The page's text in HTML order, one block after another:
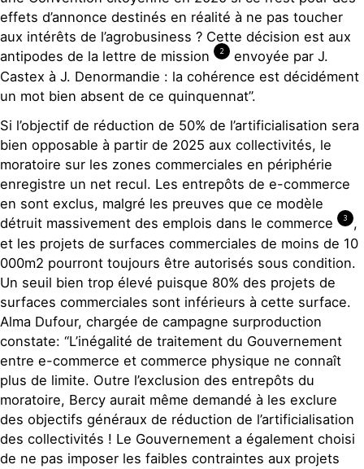
effets d’annonce destinés en réalité à ne pas toucher
aux intérêts de l’agrobusiness ? Cette décision est aux
antipodes de la lettre de mission
2
envoyée par J.
Castex à J. Denormandie : la cohérence est décidément
un mot bien absent de ce quinquennat”.
Si l’objectif de réduction de 50% de l’artificialisation sera
bien opposable à partir de 2025 aux collectivités, le
moratoire sur les zones commerciales en périphérie
enregistre un net recul. Les entrepôts de e-commerce
en sont exclus, malgré les preuves que ce modèle
détruit massivement des emplois dans le commerce
3
,
et les projets de surfaces commerciales de moins de 10
000m2 pourront toujours être autorisés sous condition.
Un seuil bien trop élevé puisque 80% des projets de
surfaces commerciales sont inférieurs à cette surface.
Alma Dufour, chargée de campagne surproduction
constate: “L’inégalité de traitement du Gouvernement
entre e-commerce et commerce physique ne connaît
plus de limite. Outre l’exclusion des entrepôts du
moratoire, Bercy aurait même demandé à les exclure
des objectifs généraux de réduction de l’artificialisation
des collectivités ! Le Gouvernement a également choisi
de ne pas imposer les faibles contraintes aux projets